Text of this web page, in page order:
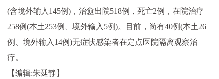
(含境外输入145例)，治愈出院518例，死亡2例，在院治疗
258例(本土253例、境外输入5例)。目前，尚有40例(本土26
例、境外输入14例)无症状感染者在定点医院隔离观察治
疗。
【编辑:朱延静】